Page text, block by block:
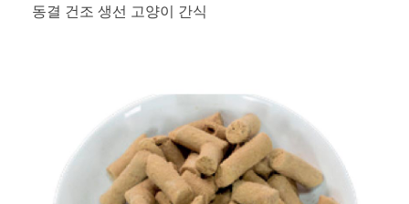
동결 건조 생선 고양이 간식